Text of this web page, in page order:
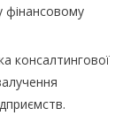
фінансовому
консалтингової